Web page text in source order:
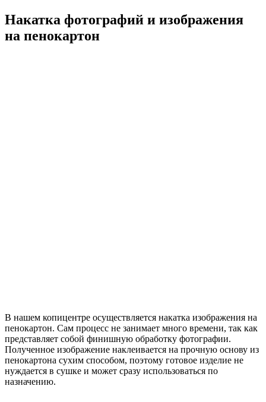
Накатка фотографий и изображения
на пенокартон
В нашем копицентре осуществляется накатка изображения на
пенокартон. Сам процесс не занимает много времени, так как
представляет собой финишную обработку фотографии.
Полученное изображение наклеивается на прочную основу из
пенокартона сухим способом, поэтому готовое изделие не
нуждается в сушке и может сразу использоваться по
назначению.